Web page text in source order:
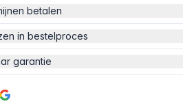
betalen
in bestelproces
garantie